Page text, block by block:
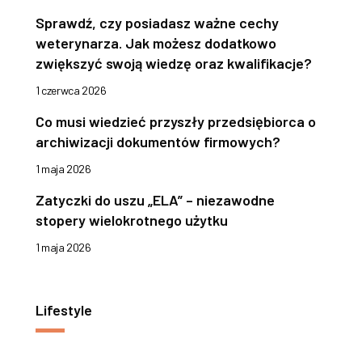
Sprawdź, czy posiadasz ważne cechy
weterynarza. Jak możesz dodatkowo
zwiększyć swoją wiedzę oraz kwalifikacje?
1 czerwca 2026
Co musi wiedzieć przyszły przedsiębiorca o
archiwizacji dokumentów firmowych?
1 maja 2026
Zatyczki do uszu „ELA” – niezawodne
stopery wielokrotnego użytku
1 maja 2026
Lifestyle